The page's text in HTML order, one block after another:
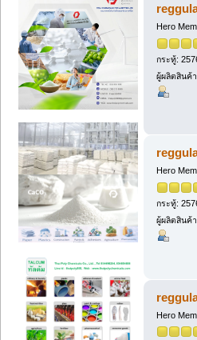
Hero
กระทู้:
ผู้ผลิตสินค้
Hero
กระทู้:
ผู้ผลิตสินค้
Hero